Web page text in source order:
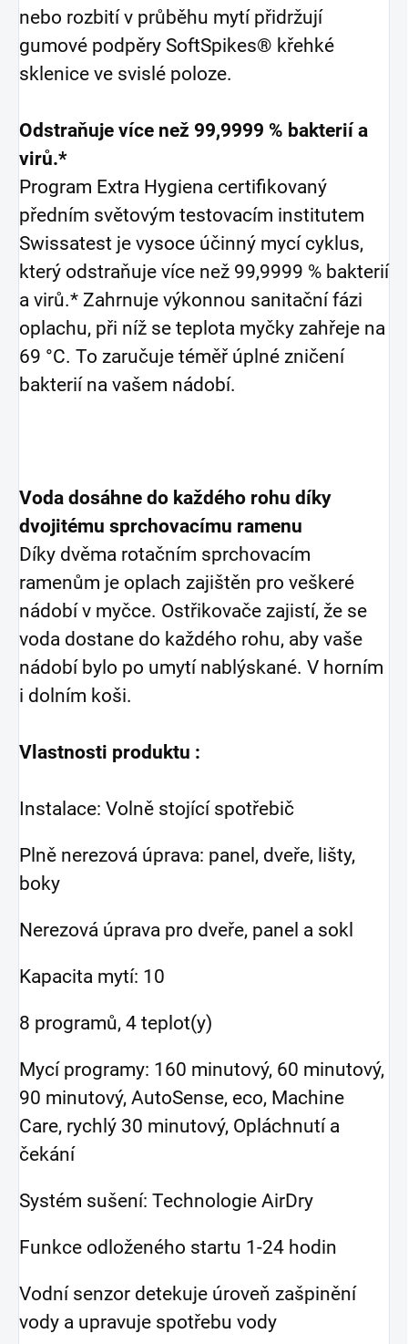
nebo rozbití v průběhu mytí přidržují
gumové podpěry SoftSpikes® křehké
sklenice ve svislé poloze.
Odstraňuje více než 99,9999 % bakterií a
virů.*
Program Extra Hygiena certifikovaný
předním světovým testovacím institutem
Swissatest je vysoce účinný mycí cyklus,
který odstraňuje více než 99,9999 % bakterií
a virů.* Zahrnuje výkonnou sanitační fázi
oplachu, při níž se teplota myčky zahřeje na
69 °C. To zaručuje téměř úplné zničení
bakterií na vašem nádobí.
Voda dosáhne do každého rohu díky
dvojitému sprchovacímu ramenu
Díky dvěma rotačním sprchovacím
ramenům je oplach zajištěn pro veškeré
nádobí v myčce. Ostřikovače zajistí, že se
voda dostane do každého rohu, aby vaše
nádobí bylo po umytí nablýskané. V horním
i dolním koši.
Vlastnosti produktu :
Instalace: Volně stojící spotřebič
Plně nerezová úprava: panel, dveře, lišty,
boky
Nerezová úprava pro dveře, panel a sokl
Kapacita mytí: 10
8 programů, 4 teplot(y)
Mycí programy: 160 minutový, 60 minutový,
90 minutový, AutoSense, eco, Machine
Care, rychlý 30 minutový, Opláchnutí a
čekání
Systém sušení: Technologie AirDry
Funkce odloženého startu 1-24 hodin
Vodní senzor detekuje úroveň zašpinění
vody a upravuje spotřebu vody